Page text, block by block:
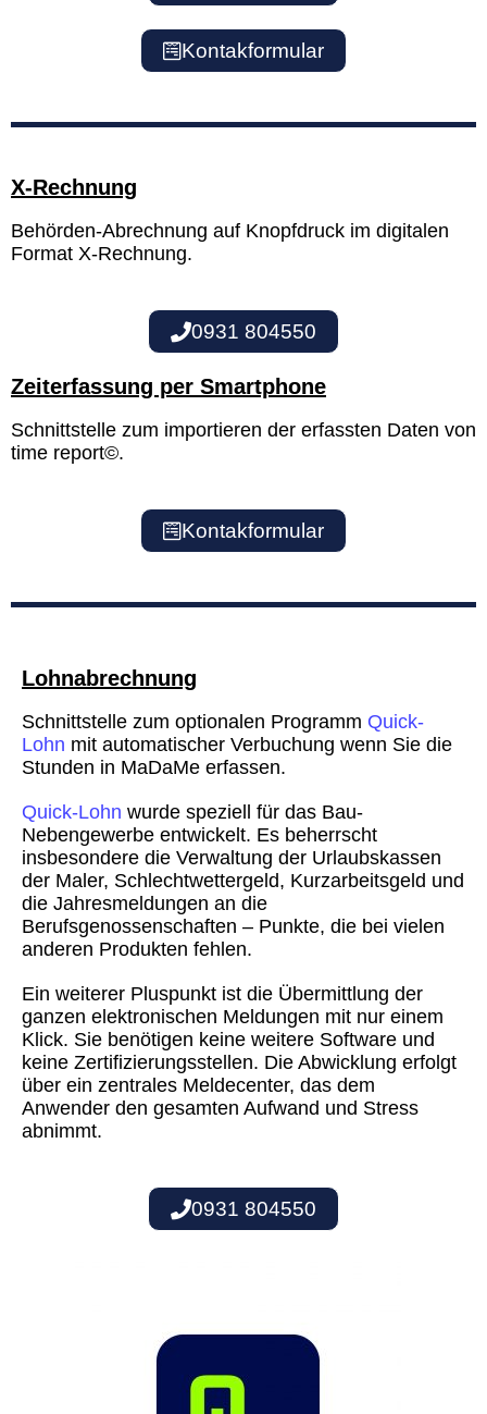
Kontakformular
X-Rechnung
Behörden-Abrechnung auf Knopfdruck im digitalen
Format X-Rechnung.
0931 804550
Zeiterfassung per Smartphone
Schnittstelle zum importieren der erfassten Daten von
time report©.
Kontakformular
Lohnabrechnung
Schnittstelle zum optionalen Programm Quick-
Lohn mit automatischer Verbuchung wenn Sie die
Stunden in MaDaMe erfassen.
Quick-Lohn wurde speziell für das Bau-
Nebengewerbe entwickelt. Es beherrscht
insbesondere die Verwaltung der Urlaubskassen
der Maler, Schlechtwettergeld, Kurzarbeitsgeld und
die Jahresmeldungen an die
Berufsgenossenschaften – Punkte, die bei vielen
anderen Produkten fehlen.
Ein weiterer Pluspunkt ist die Übermittlung der
ganzen elektronischen Meldungen mit nur einem
Klick. Sie benötigen keine weitere Software und
keine Zertifizierungsstellen. Die Abwicklung erfolgt
über ein zentrales Meldecenter, das dem
Anwender den gesamten Aufwand und Stress
abnimmt.
0931 804550